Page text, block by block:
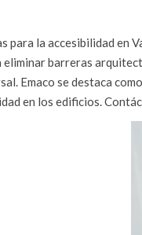
para la accesibilidad en
eliminar barreras
Emaco se destaca
en los edificios.